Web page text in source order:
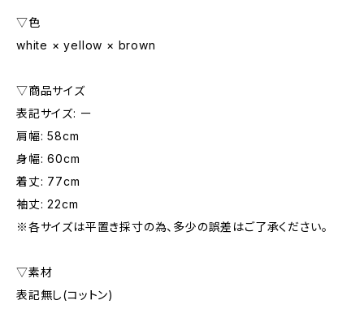
▽色
white × yellow × brown
▽商品サイズ
表記サイズ: ー
肩幅: 58cm
身幅: 60cm
着丈: 77cm
袖丈: 22cm
※各サイズは平置き採寸の為、多少の誤差はご了承ください。
▽素材
表記無し(コットン)